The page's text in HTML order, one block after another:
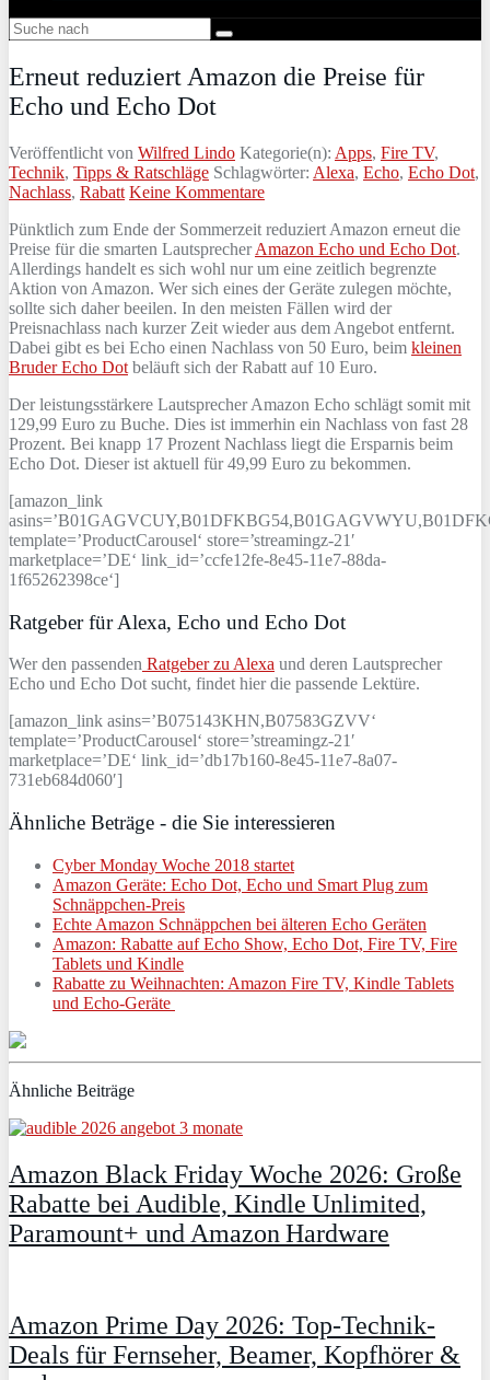
Erneut reduziert Amazon die Preise für
Echo und Echo Dot
Veröffentlicht von Wilfred Lindo Kategorie(n): Apps, Fire TV,
Technik, Tipps & Ratschläge Schlagwörter: Alexa, Echo, Echo Dot,
Nachlass, Rabatt Keine Kommentare
Pünktlich zum Ende der Sommerzeit reduziert Amazon erneut die
Preise für die smarten LautsprecherAmazon Echo und Echo Dot.
Allerdings handelt es sich wohl nur um eine zeitlich begrenzte
Aktion von Amazon. Wer sich eines der Geräte zulegen möchte,
sollte sich daher beeilen. In den meisten Fällen wird der
Preisnachlass nach kurzer Zeit wieder aus dem Angebot entfernt.
Dabei gibt es bei Echo einen Nachlass von 50 Euro, beim kleinen
Bruder Echo Dot beläuft sich der Rabatt auf 10 Euro.
Der leistungsstärkere Lautsprecher Amazon Echo schlägt somit mit
129,99 Euro zu Buche. Dies ist immerhin ein Nachlass von fast 28
Prozent. Bei knapp 17 Prozent Nachlass liegt die Ersparnis beim
Echo Dot. Dieser ist aktuell für 49,99 Euro zu bekommen.
[amazon_link
template=’ProductCarousel‘ store=’streamingz-21′
marketplace=’DE‘ link_id=’ccfe12fe-8e45-11e7-88da-
1f65262398ce‘]
Ratgeber für Alexa, Echo und Echo Dot
Wer den passenden Ratgeber zu Alexa und deren Lautsprecher
Echo und Echo Dot sucht, findet hier die passende Lektüre.
[amazon_link asins=’B075143KHN,B07583GZVV‘
template=’ProductCarousel‘ store=’streamingz-21′
marketplace=’DE‘ link_id=’db17b160-8e45-11e7-8a07-
731eb684d060′]
Ähnliche Beträge - die Sie interessieren
Cyber Monday Woche 2018 startet
Amazon Geräte: Echo Dot, Echo und Smart Plug zum
Schnäppchen-Preis
Echte Amazon Schnäppchen bei älteren Echo Geräten
Amazon: Rabatte auf Echo Show, Echo Dot, Fire TV, Fire
Tablets und Kindle
Rabatte zu Weihnachten: Amazon Fire TV, Kindle Tablets
und Echo-Geräte
Ähnliche Beiträge
Amazon Black Friday Woche 2026: Große
Rabatte bei Audible, Kindle Unlimited,
Paramount+ und Amazon Hardware
Amazon Prime Day 2026: Top-Technik-
Deals für Fernseher, Beamer, Kopfhörer &